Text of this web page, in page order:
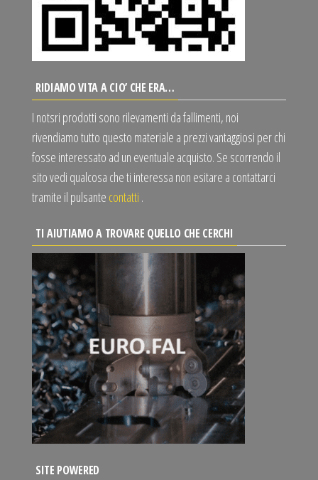
RIDIAMO VITA A CIO’ CHE ERA…
I notsri prodotti sono rilevamenti da fallimenti, noi
rivendiamo tutto questo materiale a prezzi vantaggiosi per chi
fosse interessato ad un eventuale acquisto. Se scorrendo il
sito vedi qualcosa che ti interessa non esitare a contattarci
tramite il pulsante contatti .
TI AIUTIAMO A TROVARE QUELLO CHE CERCHI
SITE POWERED